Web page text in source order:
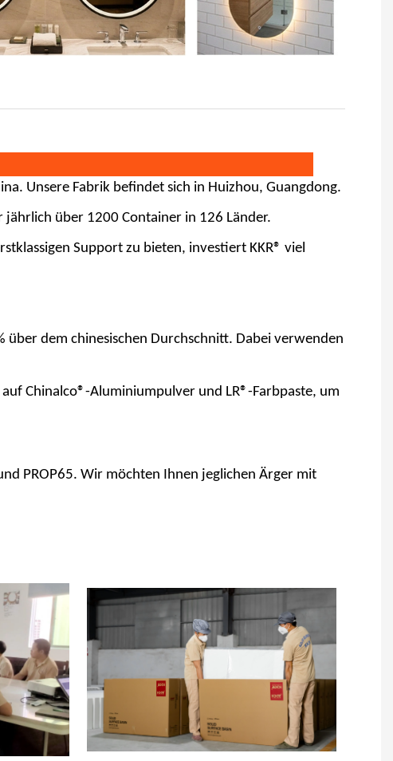
Unsere Fabrik befindet sich in Huizhou, Guangdong.
über 1200 Container in 126 Länder.
Support zu bieten, investiert KKR® viel
dem chinesischen Durchschnitt. Dabei verwenden
Chinalco®-Aluminiumpulver und LR®-Farbpaste, um
PROP65. Wir möchten Ihnen jeglichen Ärger mit